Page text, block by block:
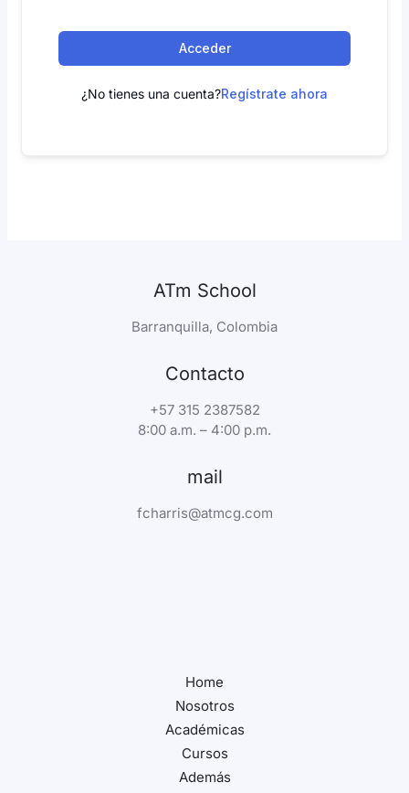
Acceder
¿No tienes una cuenta?Regístrate ahora
ATm School
Barranquilla, Colombia
Contacto
+57 315 2387582
8:00 a.m. – 4:00 p.m.
mail
fcharris@atmcg.com
Home
Nosotros
Académicas
Cursos
Además